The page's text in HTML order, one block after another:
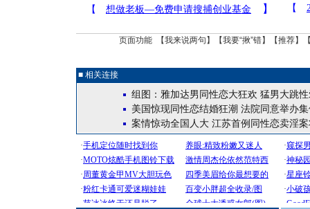
页面功能 【我来说两句 】【我要“揪”错】【推荐】
■ 相关连接
组图：雅加达男同性恋大狂欢 猛男大跳
美国惊现同性恋结婚狂潮 法院同意举办
案情惊动全国人大 江苏首例同性恋卖淫